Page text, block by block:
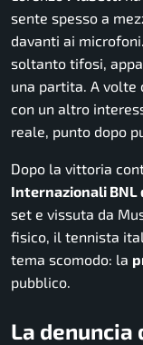
sente spesso a
davanti ai
soltanto tifosi,
una partita. A volte
con un altro
reale, punto dopo
Dopo la vittoria
Internazionali BNL
set e vissuta da
fisico, il tennista
tema scomodo: la
pubblico.
La